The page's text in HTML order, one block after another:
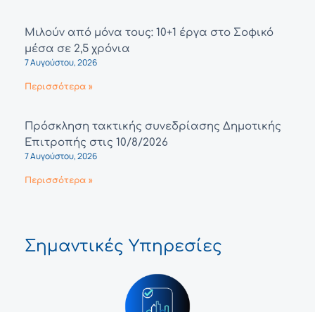
Μιλούν από μόνα τους: 10+1 έργα στο Σοφικό
μέσα σε 2,5 χρόνια
7 Αυγούστου, 2026
Περισσότερα »
Πρόσκληση τακτικής συνεδρίασης Δημοτικής
Επιτροπής στις 10/8/2026
7 Αυγούστου, 2026
Περισσότερα »
Σημαντικές Υπηρεσίες